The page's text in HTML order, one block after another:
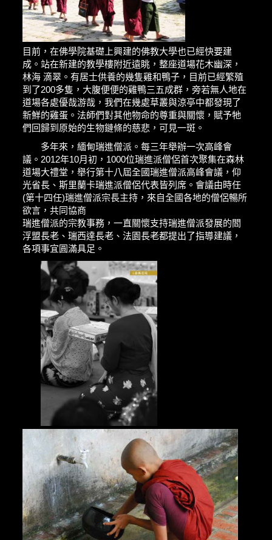
目前，在佛學院基礎上興建的佛教大學也已經快要建
成。站在新建的教學樓附近遠眺，整座道場花木幽深，
林海 滴翠。有居士供養的幾隻雞和鴨子，目前已經繁殖
到了200多隻，大腹便便的雞鴨三五成群，旁若無人地在
道場各處優哉游哉，我們在幾處草叢與涼亭中都發現了
新鮮的雞蛋。法師們對其他物命的尊重與關懷，賦予牠
們回歸到原始的生物鏈條的慈悲，可見一斑。
多年來，緬甸瑞進僧派。每三年舉辦一次高峰會
議。2012年10月初，1000位瑞進派僧侶首次聚集在森林
道場大禮堂，舉行第十八屆全國瑞進僧派高峰會議，仰
光省長、斯里蘭卡瑞進派僧侶代表皆列席。會議由時任
(第十四任)瑞進僧派宗長主持，來自全國各地的僧侶暢所
欲言，共同協商
瑞進僧派的宗教事務，一直關懷支持瑞進僧派發展的閻
浮盟長老、瑞西達長老、法園長老都提出了指導建議，
各項事宜圓滿具足。